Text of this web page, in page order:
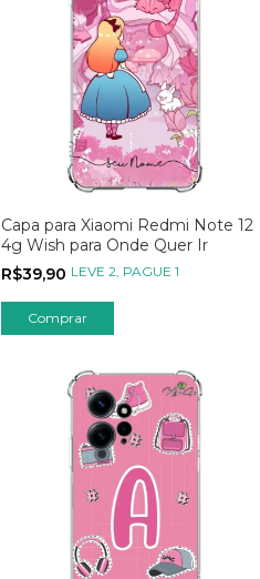
Capa para Xiaomi Redmi Note 12
4g Wish para Onde Quer Ir
R$39,90 LEVE 2, PAGUE 1
Comprar